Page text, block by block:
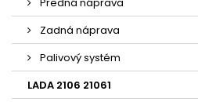
Zadná náprava
Palivový systém
LADA 2106 21061